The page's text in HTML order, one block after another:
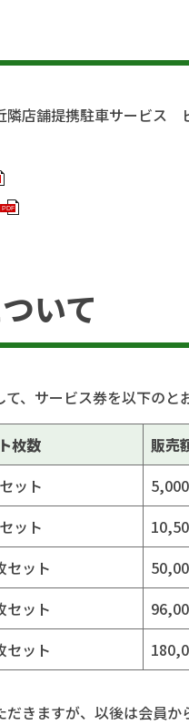
店舗提携駐車サービス
PDF
いて
、サービス券を以下のと
枚数 販売
ット
ット
セット
セット
セット
きますが、以後は会員